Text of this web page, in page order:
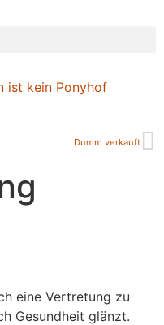
ist kein Ponyhof
Dumm verkauft
eine Vertretung zu
Gesundheit glänzt.